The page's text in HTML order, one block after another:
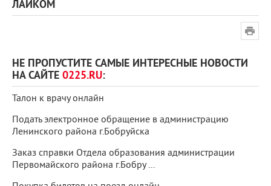
ЛАЙКОМ
НЕ ПРОПУСТИТЕ САМЫЕ ИНТЕРЕСНЫЕ НОВОСТИ
НА САЙТЕ 0225.RU:
Талон к врачу онлайн
Подать электронное обращение в администрацию
Ленинского района г.Бобруйска
Заказ справки Отдела образования администрации
Первомайского района г.Бобру ...